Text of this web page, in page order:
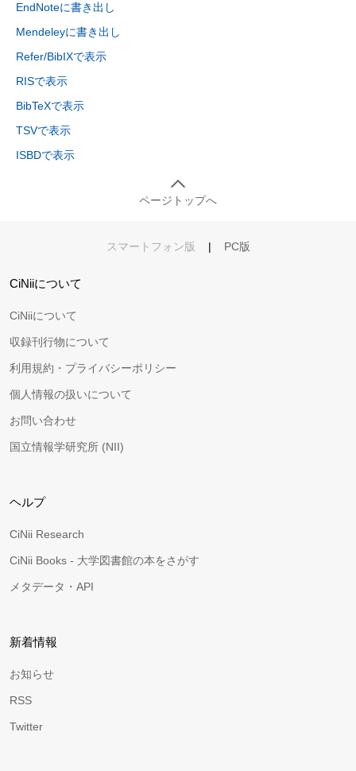
EndNoteに書き出し
Mendeleyに書き出し
Refer/BibIXで表示
RISで表示
BibTeXで表示
TSVで表示
ISBDで表示
ページトップへ
スマートフォン版 | PC版
CiNiiについて
CiNiiについて
収録刊行物について
利用規約・プライバシーポリシー
個人情報の扱いについて
お問い合わせ
国立情報学研究所 (NII)
ヘルプ
CiNii Research
CiNii Books - 大学図書館の本をさがす
メタデータ・API
新着情報
お知らせ
RSS
Twitter